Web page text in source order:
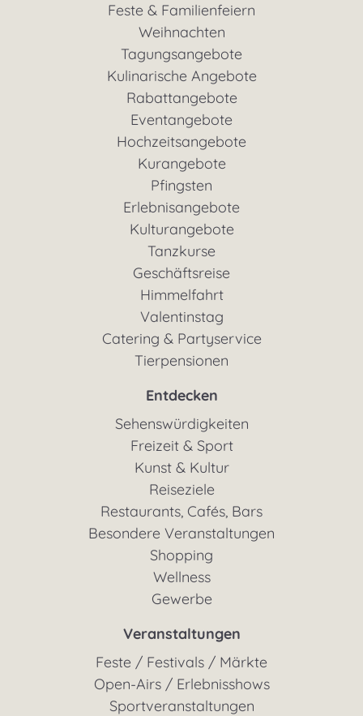
Feste & Familienfeiern
Weihnachten
Tagungsangebote
Kulinarische Angebote
Rabattangebote
Eventangebote
Hochzeitsangebote
Kurangebote
Pfingsten
Erlebnisangebote
Kulturangebote
Tanzkurse
Geschäftsreise
Himmelfahrt
Valentinstag
Catering & Partyservice
Tierpensionen
Entdecken
Sehenswürdigkeiten
Freizeit & Sport
Kunst & Kultur
Reiseziele
Restaurants, Cafés, Bars
Besondere Veranstaltungen
Shopping
Wellness
Gewerbe
Veranstaltungen
Feste / Festivals / Märkte
Open-Airs / Erlebnisshows
Sportveranstaltungen